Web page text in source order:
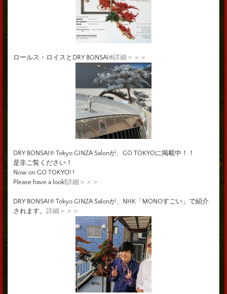
ロールス・ロイスとDRY BONSAI®詳細＞＞＞
DRY BONSAI® Tokyo GINZA Salonが、GO TOKYOに掲載中！！
是非ご覧ください！
Now on GO TOKYO! !
Please have a look!詳細＞＞＞
DRY BONSAI® Tokyo GINZA Salonが、NHK「MONOすごい」で紹介
されます。 詳細＞＞＞